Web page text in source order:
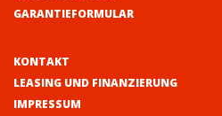
GARANTIEFORMULAR
KONTAKT
LEASING UND FINANZIERUNG
IMPRESSUM